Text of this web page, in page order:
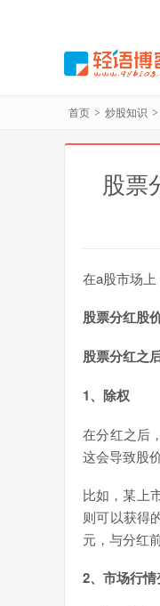
首页 > 炒股知识 >
股票
在a股市场
股票分红股
股票分红之
1、除权
在分红之后
这会导致股
比如，某上
则可以获得
元，与分红
2、市场行